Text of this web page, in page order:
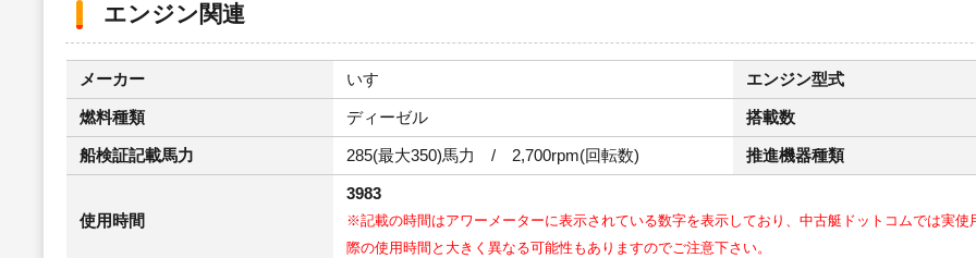
エンジン関連
メーカー いすゞ エンジン型式
燃料種類 ディーゼル 搭載数
船検証記載馬力 285(最大350)馬力 / 2,700rpm(回転数) 推進機器種類
使用時間
3983
※記載の時間はアワーメーターに表示されている数字を表示しており、中古艇ドットコムでは実
際の使用時間と大きく異なる可能性もありますのでご注意下さい。